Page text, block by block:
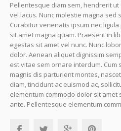
Pellentesque diam sem, hendrerit
vel lacus. Nunc molestie magna sed
Curabitur venenatis ipsum nec
sit amet magna quam. Praesent in
egestas sit amet vel nunc. Nunc
dolor. Aenean aliquet dignissim
est vitae sem ornare interdum.
magnis dis parturient montes,
diam, tincidunt ac euismod ac,
elementum commodo dolor sit amet
ante. Pellentesque elementum